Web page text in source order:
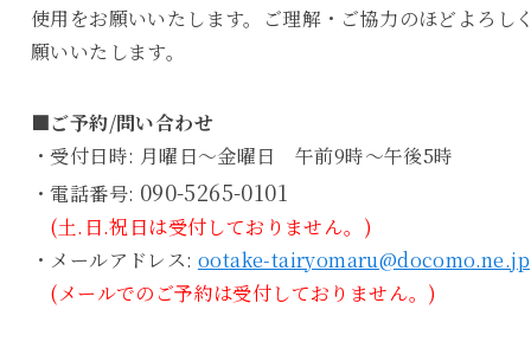
使用をお願いいたします。ご理解・ご協力のほどよろし
願いいたします。
■ご予約/問い合わせ
・受付日時: 月曜日～金曜日 午前9時～午後5時
・電話番号: 090-5265-0101
(土.日.祝日は受付しておりません。)
・メールアドレス: ootake-tairyomaru@docomo.ne.jp
(メールでのご予約は受付しておりません。)